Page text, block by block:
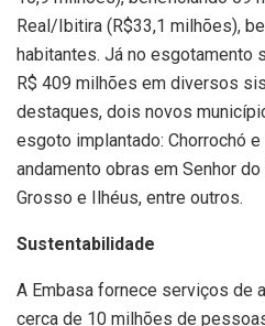
Real/Ibitira (R$33,1 milhões),
habitantes. Já no esgotamento
R$ 409 milhões em diversos
destaques, dois novos
esgoto implantado: Chorrochó
andamento obras em Senhor
Grosso e Ilhéus, entre outros.
Sustentabilidade
A Embasa fornece serviços de
cerca de 10 milhões de